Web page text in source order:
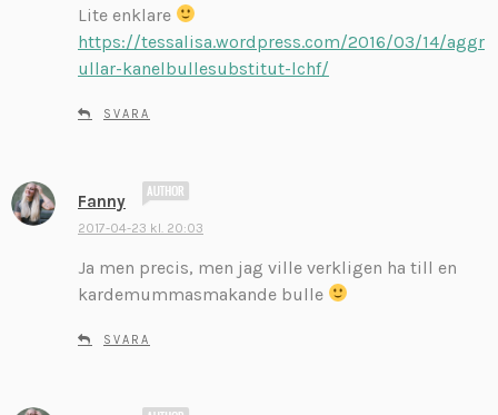
e
r
Lite enklare
https://tessalisa.wordpress.com/2016/03/14/aggr
ullar-kanelbullesubstitut-lchf/
SVARA
Fanny
v
2017-04-23 kl. 20:03
Ja men precis, men jag ville verkligen ha till en
kardemummasmakande bulle
SVARA